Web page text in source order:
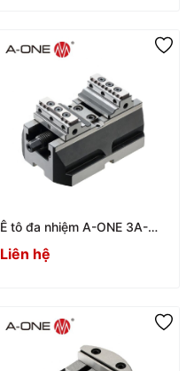
Ê tô đa nhiệm A-ONE 3A-
110519
Liên hệ